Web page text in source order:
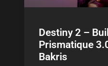
Destiny 2 –
Prismatique
Bakris